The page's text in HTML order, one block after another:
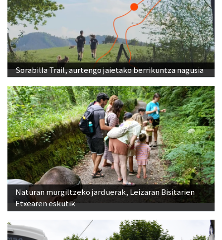
Sorabilla Trail, aurtengo jaietako berrikuntza nagusia
Naturan murgiltzeko jarduerak, Leizaran Bisitarien
Etxearen eskutik